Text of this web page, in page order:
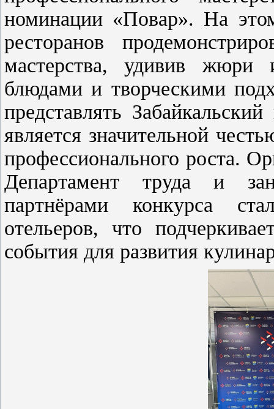
номинации «Повар». На
ресторанов
мастерства, удивив жюри
блюдами и творческими
представлять
является значительной
профессионального роста.
Департамент труда и
партнёрами конкурса
отельеров, что
события для развития